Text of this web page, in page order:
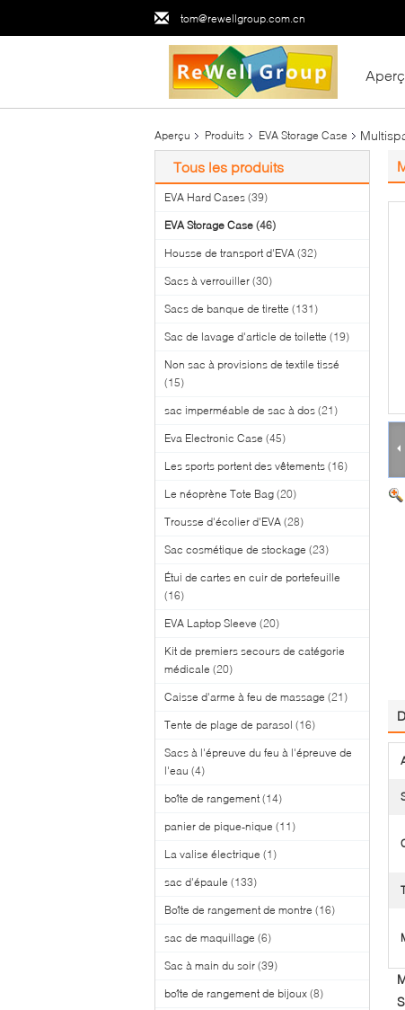
tom@rewellgroup.com.cn
Aperçu Produits EVA Storage Case
Tous les produits
EVA Hard Cases (39)
EVA Storage Case (46)
Housse de transport d'EVA (32)
Sacs à verrouiller (30)
Sacs de banque de tirette (131)
Sac de lavage d'article de toilette (19)
Non sac à provisions de textile tissé
(15)
sac imperméable de sac à dos (21)
Eva Electronic Case (45)
Les sports portent des vêtements (16)
Le néoprène Tote Bag (20)
Trousse d'écolier d'EVA (28)
Sac cosmétique de stockage (23)
Étui de cartes en cuir de portefeuille
(16)
EVA Laptop Sleeve (20)
Kit de premiers secours de catégorie
médicale (20)
Caisse d'arme à feu de massage (21)
Tente de plage de parasol (16)
Sacs à l'épreuve du feu à l'épreuve de
l'eau (4)
boîte de rangement (14)
panier de pique-nique (11)
La valise électrique (1)
sac d'épaule (133)
Boîte de rangement de montre (16)
sac de maquillage (6)
Sac à main du soir (39)
boîte de rangement de bijoux (8)